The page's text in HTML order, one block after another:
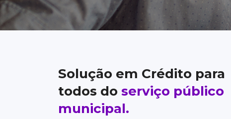
Solução em Crédito para
todos do serviço público
municipal.